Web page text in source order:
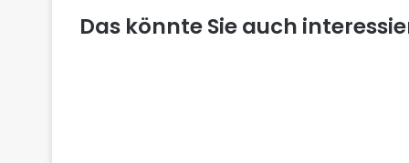
Das könnte Sie auch